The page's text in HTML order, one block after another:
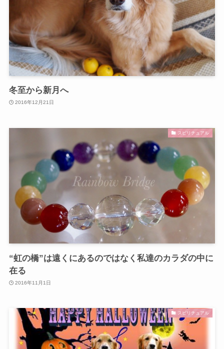
冬至から新月へ
2016年12月21日
スピリチュアル
“虹の橋”は遠くにあるのではなく私達のカラダの中に
在る
2016年11月1日
スピリチュアル